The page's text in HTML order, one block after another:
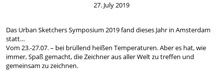
27. July 2019
Das Urban Sketchers Symposium 2019 fand dieses Jahr in Amsterdam
statt…
Vom 23.-27.07. – bei brüllend heißen Temperaturen. Aber es hat, wie
immer, Spaß gemacht, die Zeichner aus aller Welt zu treffen und
gemeinsam zu zeichnen.